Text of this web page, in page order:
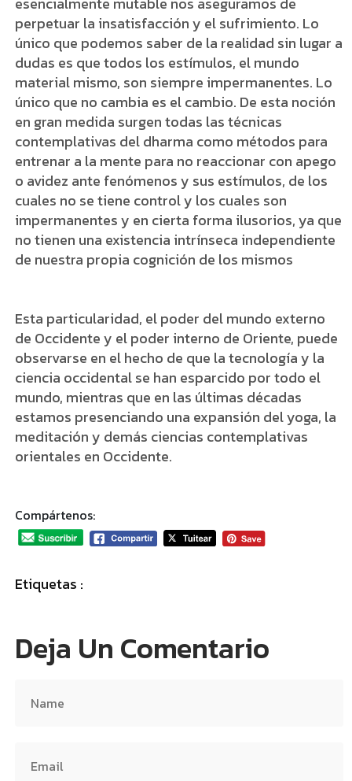
perpetuar la insatisfacción y el sufrimiento. Lo
único que podemos saber de la realidad sin lugar a
dudas es que todos los estímulos, el mundo
material mismo, son siempre impermanentes. Lo
único que no cambia es el cambio. De esta noción
en gran medida surgen todas las técnicas
contemplativas del dharma como métodos para
entrenar a la mente para no reaccionar con apego
o avidez ante fenómenos y sus estímulos, de los
cuales no se tiene control y los cuales son
impermanentes y en cierta forma ilusorios, ya que
no tienen una existencia intrínseca independiente
de nuestra propia cognición de los mismos
Esta particularidad, el poder del mundo externo
de Occidente y el poder interno de Oriente, puede
observarse en el hecho de que la tecnología y la
ciencia occidental se han esparcido por todo el
mundo, mientras que en las últimas décadas
estamos presenciando una expansión del yoga, la
meditación y demás ciencias contemplativas
orientales en Occidente.
Compártenos:
Etiquetas :
Deja Un Comentario